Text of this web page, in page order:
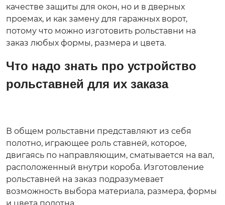
качестве защиты для окон, но и в дверных
проемах, и как замену для гаражных ворот,
потому что можно изготовить рольставни на
заказ любых формы, размера и цвета.
Что надо знать про устройство
рольставней для их заказа
В общем рольставни представляют из себя
полотно, играющее роль ставней, которое,
двигаясь по направляющим, сматывается на вал,
расположенный внутри короба. Изготовление
рольставней на заказ подразумевает
возможность выбора материала, размера, формы